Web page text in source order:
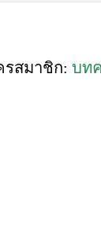
รสมาชิก: บท